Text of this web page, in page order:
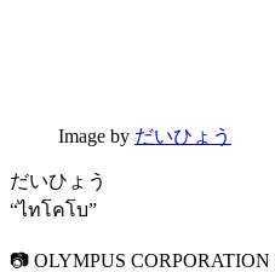
Image by だいひょう
だいひょう
“ไทโคโบ”
📷 OLYMPUS